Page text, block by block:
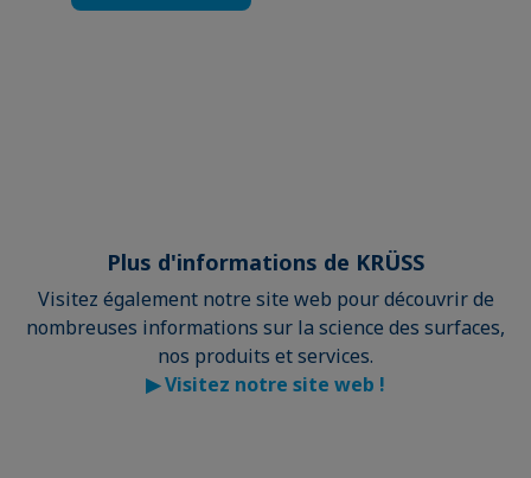
Plus d'informations de KRÜSS
Visitez également notre site web pour découvrir de
nombreuses informations sur la science des surfaces,
nos produits et services.
▶Visitez notre site web !